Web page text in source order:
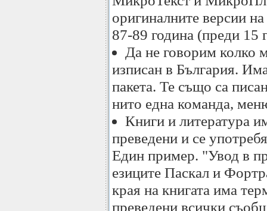
оригиналните версии
87-89 година (преди 15
Да не говорим колко
изписан в България.
пакета. Те също са
нито една команда,
Книги и литература
преведени и се
Един пример. "Увод в
езиците Паскал и
края на книгата има
преведени всички